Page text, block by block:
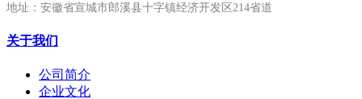
地址：安徽省宣城市郎溪县十字镇经济开发区214省道
关于我们
公司简介
企业文化